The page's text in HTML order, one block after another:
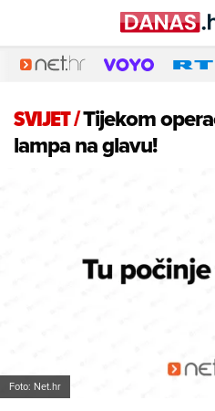
SVIJET/Tijekom
lampa na glavu!
Foto: Net.hr